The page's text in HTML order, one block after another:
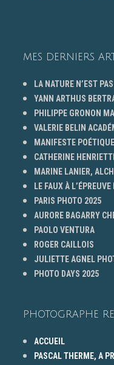
MES DERNIERS
LA NATURE N’EST
YANN ARTHUS
PHILIPPE GRONON
VALERIE BELIN
MANIFESTE
CATHERINE
MARINE LANIER,
LE FAUX À
PARIS PHOTO 2025
AURORE BAGARRY
PAOLO VENTURA
ROGER CAILLOIS
JULIETTE AGNEL
PHOTO DAYS 2025
PHOTOGRAPHE
ACCUEIL
PASCAL THERME, A